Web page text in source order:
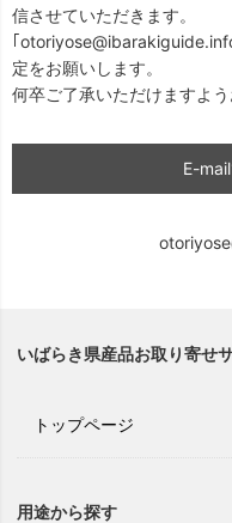
信させていただきます。
｢
定をお願いします。
何卒ご了承いただけますよう
E-
いばらき県産品お取り寄せ
トップページ
用途から探す